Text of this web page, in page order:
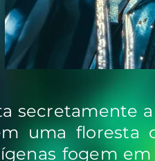
secretamente
uma floresta
fogem em